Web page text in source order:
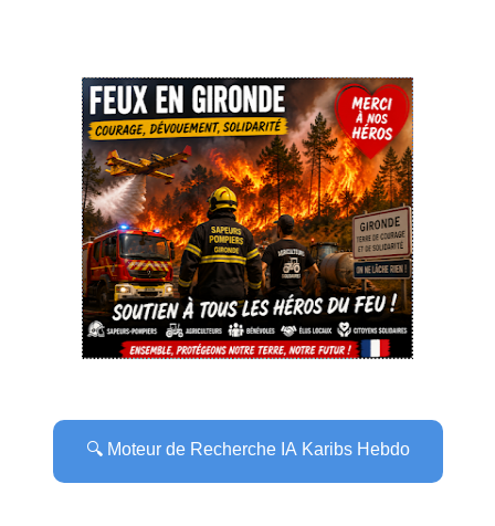
🔍 Moteur de Recherche IA Karibs Hebdo